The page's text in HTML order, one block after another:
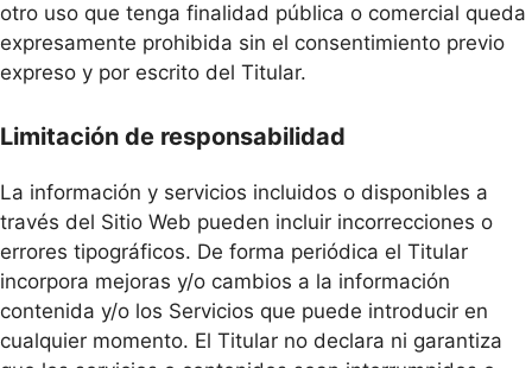
otro uso que tenga finalidad pública o comercial queda
expresamente prohibida sin el consentimiento previo
expreso y por escrito del Titular.
Limitación de responsabilidad
La información y servicios incluidos o disponibles a
través del Sitio Web pueden incluir incorrecciones o
errores tipográficos. De forma periódica el Titular
incorpora mejoras y/o cambios a la información
contenida y/o los Servicios que puede introducir en
cualquier momento. El Titular no declara ni garantiza